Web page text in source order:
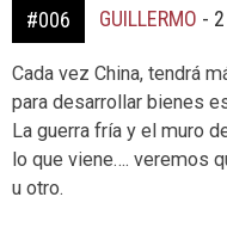
#006 GUILLERMO -
Cada vez China, tendrá
para desarrollar bienes
La guerra fría y el muro
lo que viene…. veremos
u otro.